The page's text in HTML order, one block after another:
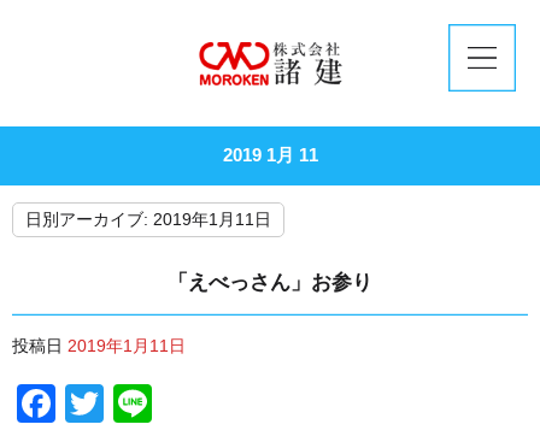
2019 1月 11
日別アーカイブ: 2019年1月11日
「えべっさん」お参り
投稿日 2019年1月11日
Facebook
Twitter